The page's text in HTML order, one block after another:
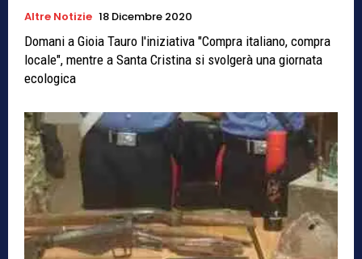
Altre Notizie 18 Dicembre 2020
Domani a Gioia Tauro l'iniziativa "Compra italiano, compra
locale", mentre a Santa Cristina si svolgerà una giornata
ecologica